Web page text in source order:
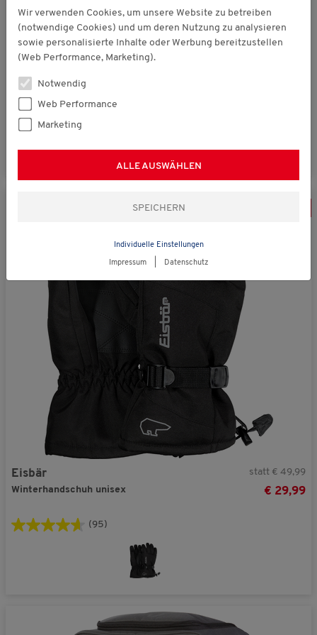
Nordcap
(5)
Eisbär
Winterhandschuh unisex
statt € 49,99
€ 29,99
(95)
Wir verwenden Cookies, um unsere Website zu betreiben
(notwendige Cookies) und um deren Nutzung zu analysieren
sowie personalisierte Inhalte oder Werbung bereitzustellen
(Web Performance, Marketing).
Notwendig
Web Performance
Marketing
ALLE AUSWÄHLEN
Individuelle Einstellungen
Impressum Datenschutz